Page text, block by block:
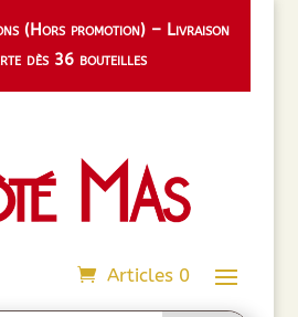
(Hors promotion) – Livraison
dès 36 bouteilles
Articles 0